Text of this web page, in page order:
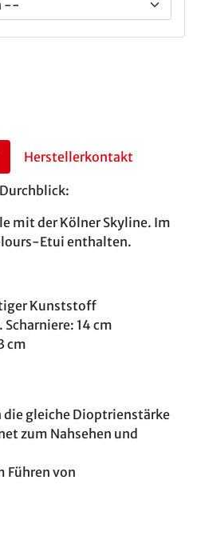
Herstellerkontakt
mit der Kölner Skyline. Im
Etui enthalten.
Kunststoff
14 cm
cm
die gleiche Dioptrienstärke
zum Nahsehen und
Führen von